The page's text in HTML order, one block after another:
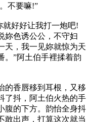
不要嘛!”
好好让我打一炮吧!
妳色诱公公，不守妇
天，我一见妳就惊为天
。”阿土伯手裡揉着韵
香唇移到耳根，又移
了抖，阿土伯火热的手
腹的下方。韵怡全身抖
敢出声，打算这次就当